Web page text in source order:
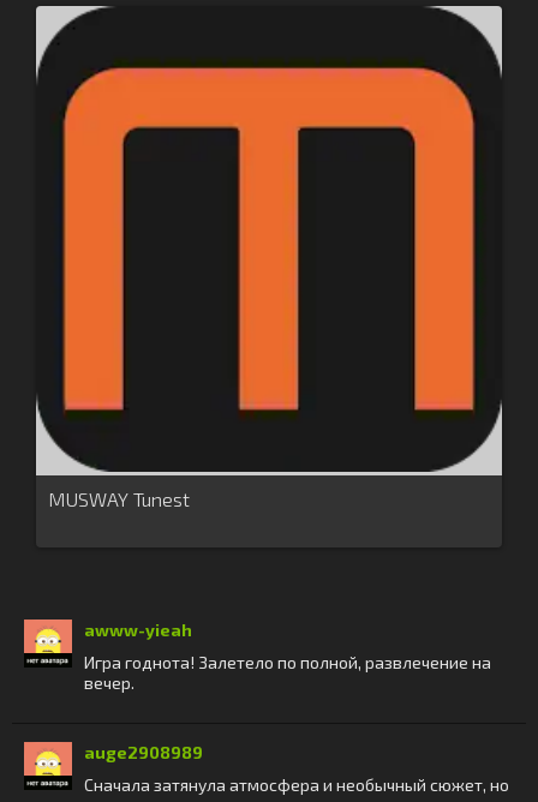
MUSWAY Tunest
awww-yieah
Игра годнота! Залетело по полной, развлечение на
вечер.
auge2908989
Сначала затянула атмосфера и необычный сюжет, но